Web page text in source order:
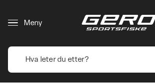
Meny